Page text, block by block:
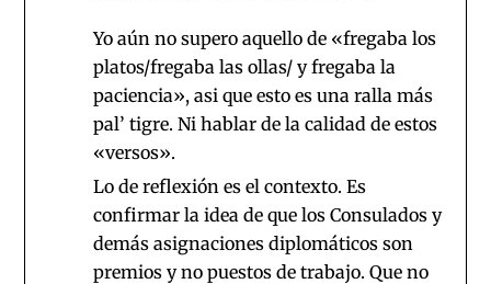
Yo aún no supero aquello de «fregaba los
platos/fregaba las ollas/ y fregaba la
paciencia», asi que esto es una ralla más
pal’ tigre. Ni hablar de la calidad de estos
«versos».
Lo de reflexión es el contexto. Es
confirmar la idea de que los Consulados y
demás asignaciones diplomáticos son
premios y no puestos de trabajo. Que no